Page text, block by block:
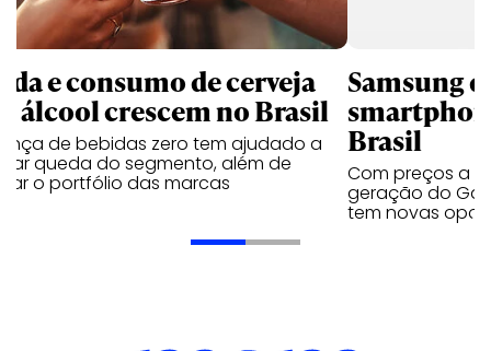
e consumo de cerveja
álcool crescem no Brasil
de bebidas zero tem ajudado a
queda do segmento, além de
o portfólio das marcas
Samsung
Brasil
Com preços a
geração do
tem novas